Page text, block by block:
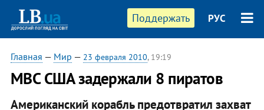
Поддержать РУС
Главная — Мир — 23 февраля 2010, 19:19
МВС США задержали 8 пиратов
Американский корабль предотвратил захват